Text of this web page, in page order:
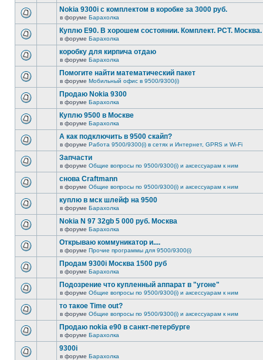
Nokia 9300i с комплектом в коробке за 3000 руб.
в форуме Барахолка
Куплю Е90. В хорошем состоянии. Комплект. РСТ. Москва.
в форуме Барахолка
коробку для кирпича отдаю
в форуме Барахолка
Помогите найти математический пакет
в форуме Мобильный офис в 9500/9300(i)
Продаю Nokia 9300
в форуме Барахолка
Куплю 9500 в Москве
в форуме Барахолка
А как подключить в 9500 скайп?
в форуме Работа 9500/9300(i) в сетях и Интернет, GPRS и Wi-Fi
Запчасти
в форуме Общие вопросы по 9500/9300(i) и аксессуарам к ним
снова Craftmann
в форуме Общие вопросы по 9500/9300(i) и аксессуарам к ним
куплю в мск шлейф на 9500
в форуме Барахолка
Nokia N 97 32gb 5 000 руб. Москва
в форуме Барахолка
Открываю коммуникатор и....
в форуме Прочие программы для 9500/9300(i)
Продам 9300i Москва 1500 руб
в форуме Барахолка
Подозрение что купленный аппарат в "угоне"
в форуме Общие вопросы по 9500/9300(i) и аксессуарам к ним
то такое Time out?
в форуме Общие вопросы по 9500/9300(i) и аксессуарам к ним
Продаю nokia е90 в санкт-петербурге
в форуме Барахолка
9300i
в форуме Барахолка